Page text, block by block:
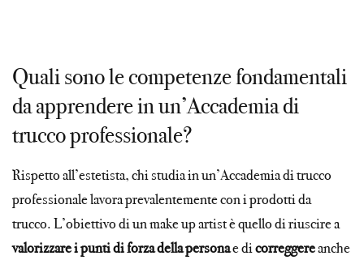
Quali sono le competenze fondamentali
da apprendere in un’Accademia di
trucco professionale?
Rispetto all’estetista, chi studia in un’Accademia di trucco
professionale lavora prevalentemente con i prodotti da
trucco. L’obiettivo di un make up artist è quello di riuscire a
valorizzare i punti di forza della personae dicorreggereanche